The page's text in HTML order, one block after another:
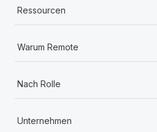
Ressourcen
Warum Remote
Nach Rolle
Unternehmen